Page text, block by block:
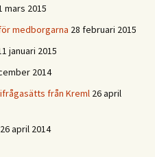
mars 2015
medborgarna 28 februari 2015
januari 2015
2014
från Kreml 26 april
26 april 2014